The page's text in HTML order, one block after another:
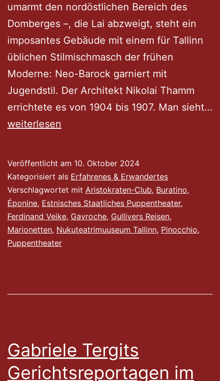
umarmt den nordöstlichen Bereich des
Domberges –, die Lai abzweigt, steht ein
imposantes Gebäude mit einem für Tallinn
üblichen Stilmischmasch der frühen
Moderne: Neo-Barock garniert mit
Jugendstil. Der Architekt Nikolai Thamm
errichtete es von 1904 bis 1907. Man sieht…
Tallinner
In
einer
Zauberwelt
weiterlesen
Veröffentlicht am 10. Oktober 2024
Kategorisiert als Erfahrenes & Erwandertes
Verschlagwortet mit Aristokraten-Club, Buratino,
Éponine, Estnisches Staatliches Puppentheater,
Ferdinand Veike, Gavroche, Gullivers Reisen,
Marionetten, Nukuteatrimuuseum Tallinn, Pinocchio,
Puppentheater
Gabriele Tergits
Gerichtsreportagen im